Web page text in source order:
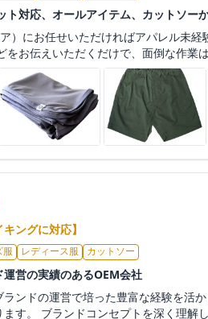
ト対応、オールアイテム、カットソ
）にお任せいただければアパレル未
をお伝えいただくだけで、面倒な作業
ングに対応】
服 レディース服 カットソー
営の実績のあるOEM会社
ンドの運営で培った豊富な経験を活
ます。 ブランドコンセプトを深く理解